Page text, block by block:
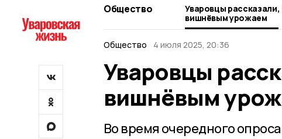
Общество
Уваровцы
вишнёвым урожаем
Общество 4 июля 2025, 20:36
Уваровцы
вишнёвым
Во время очередного